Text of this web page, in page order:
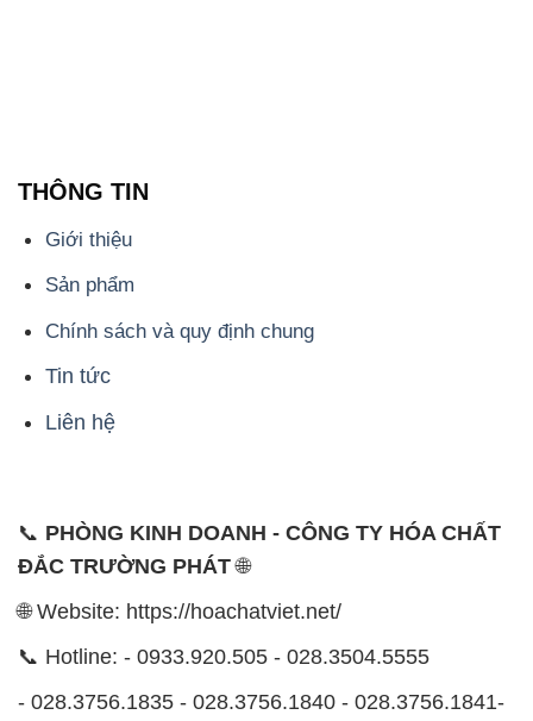
THÔNG TIN
Giới thiệu
Sản phẩm
Chính sách và quy định chung
Tin tức
Liên hệ
📞 PHÒNG KINH DOANH - CÔNG TY HÓA CHẤT
ĐẮC TRƯỜNG PHÁT🌐
🌐 Website: https://hoachatviet.net/
📞 Hotline: - 0933.920.505 - 028.3504.5555
- 028.3756.1835 - 028.3756.1840 - 028.3756.1841-